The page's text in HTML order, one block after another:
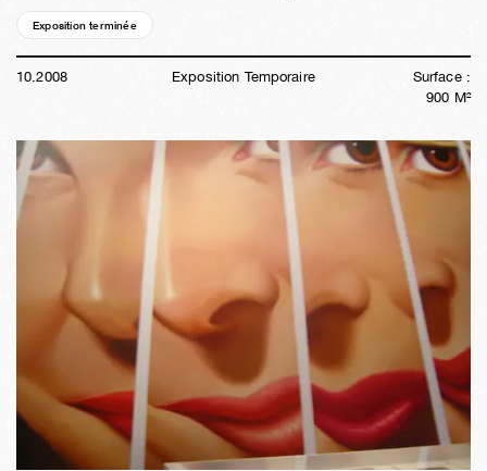
Exposition terminée
10.2008 Exposition Temporaire
Surface :
900 M²